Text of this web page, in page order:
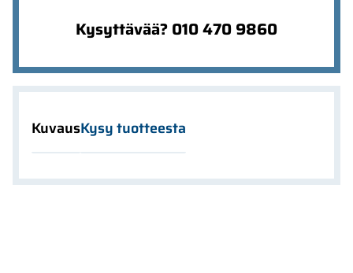
Kysyttävää? 010 470 9860
KuvausKysy tuotteesta